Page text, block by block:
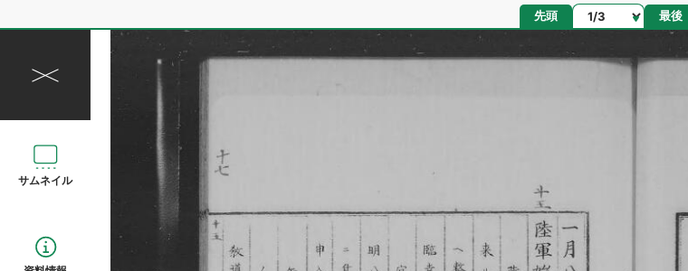
先頭 ページ 最後
サムネイル